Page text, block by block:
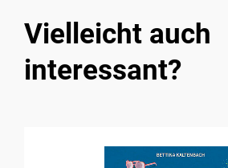
Vielleicht auch
interessant?